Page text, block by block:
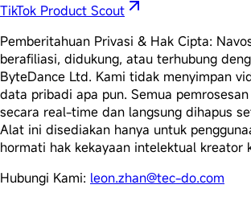
TikTok Product Scout
Pemberitahuan Privasi & Hak Cipta:
berafiliasi, didukung, atau terhubung
ByteDance Ltd. Kami tidak menyimpan
data pribadi apa pun. Semua
secara real-time dan langsung dihapus
Alat ini disediakan hanya untuk
hormati hak kekayaan intelektual kreator
Hubungi Kami: leon.zhan@tec-do.com